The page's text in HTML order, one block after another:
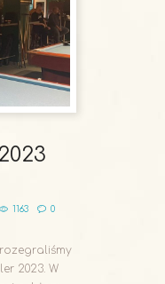
1163
0
rozegraliśmy
2023. W